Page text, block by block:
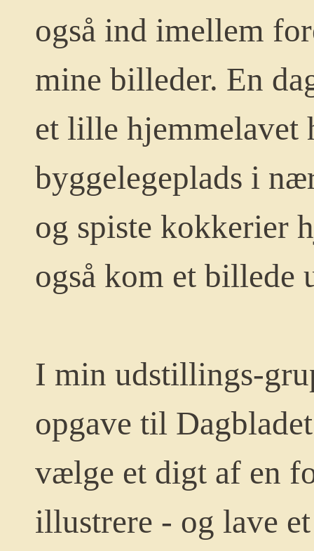
også ind imellem
mine billeder. En
et lille hjemmelavet
byggelegeplads i
og spiste kokkerier
også kom et
I min udstillings-
opgave til
vælge et digt af en
illustrere - og lave